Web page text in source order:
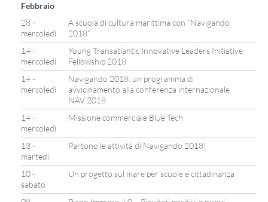
Febbraio
28 -
mercoledì
A scuola di cultura marittima con “Navigando
2018”
14 -
mercoledì
Young Transatlantic Innovative Leaders Initiative
Fellowship 2018
14 -
mercoledì
Navigando 2018: un programma di
avvicinamento alla conferenza internazionale
NAV 2018
14 -
mercoledì
Missione commerciale Blue Tech
13 -
martedì
Partono le attività di Navigando 2018!
10 -
sabato
Un progetto sul mare per scuole e cittadinanza